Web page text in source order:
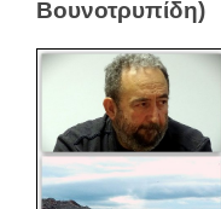
Βουνοτρυπίδη)